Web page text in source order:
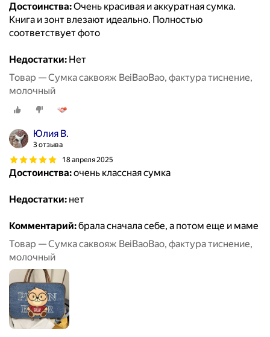
Достоинства:Очень красивая и аккуратная сумка.
Книга и зонт влезают идеально. Полностью
соответствует фото
Недостатки: Нет
Товар — Сумка саквояж BeiBaoBao, фактура тиснение,
молочный
Юлия В.
3 отзыва
18 апреля 2025
Достоинства:очень классная сумка
Недостатки: нет
Комментарий:брала сначала себе, а потом еще и маме
Товар — Сумка саквояж BeiBaoBao, фактура тиснение,
молочный